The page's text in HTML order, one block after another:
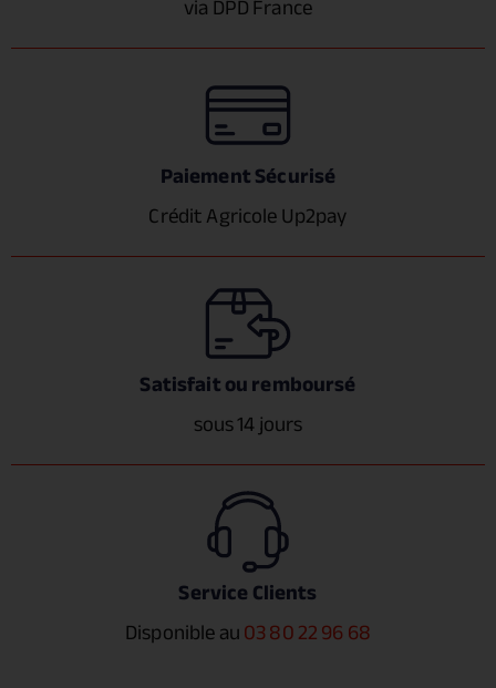
via DPD France
Paiement Sécurisé
Crédit Agricole Up2pay
Satisfait ou remboursé
sous 14 jours
Service Clients
Disponible au03 80 22 96 68